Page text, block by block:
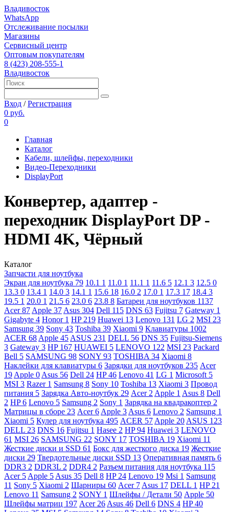
Владивосток
WhatsApp
Отслеживание посылки
Магазины
Сервисный центр
Оптовым покупателям
8 (423) 208-555-1
Владивосток
Вход /Регистрация
0 руб.
0
Главная
Каталог
Кабели, шлейфы, переходники
Видео-Переходники
DisplayPort
Конвертер, адаптер -
переходник DisplayPort DP -
HDMI 4K, Чёрный
Каталог
Запчасти для ноутбука
Экран для ноутбука 79 10.1 1 11.0 1 11.1 1 11.6 5 12.1 3 12.5 0
13.3 0 13.4 1 14.0 3 14.1 1 15.6 18 16.0 2 17.0 1 17.3 17 18.4 3
19.5 1 20.0 1 21.5 6 23.0 6 23.8 8 Батареи для ноутбуков 1137
Acer87 Apple 37 Asus 304 Dell 115 DNS 63 Fujitsu 7 Gateway 1
Gigabyte 4 Honor 1 HP 219 Huawei 13 Lenovo 131 LG 2 MSI 23
Samsung 39 Sony 43 Toshiba 39 Xiaomi 9 Клавиатуры 1002
ACER 68 Apple 45 ASUS 231 DELL 56 DNS 35 Fujitsu-Siemens
3 Gateway 3 HP 167 HUAWEI 5 LENOVO 122 MSI 23 Packard
Bell 5 SAMSUNG 98 SONY 93 TOSHIBA 34 Xiaomi 8
Наклейки для клавиатуры 6 Зарядки для ноутбуков 235 Acer
19 Apple 0 Asus 56 Dell 24 HP46 Lenovo 41 LG 1 Microsoft 5
MSI 3 Razer 1 Samsung 8 Sony 10 Toshiba 13 Xiaomi 3 Провод
питания 5 Зарядка Авто-ноутбук 29 Acer 2 Apple 1 Asus 8 Dell
2 HP6 Lenovo 5 Samsung 2 Sony 1 Зарядка на квадракоптер 2
Матрицы в сборе 23 Acer6 Apple 3 Asus 6 Lenovo 2 Samsung 1
Xiaomi 5 Кулер для ноутбука 495 ACER 57 Apple 20 ASUS 123
DELL 23 DNS 16 Fujitsu 1 Hasee 2 HP94 Huawei 3 LENOVO
61 MSI 26 SAMSUNG 22 SONY 17 TOSHIBA 19 Xiaomi 11
Жесткие диски и SSD 61 Бокс для жесткого диска 19 Жесткие
диски 29 Твердотельные диски SSD 13 Оперативная память 6
DDR3 2 DDR3L 2 DDR4 2 Разъем питания для ноутбука 115
Acer 5 Apple 5 Asus 35 Dell 8 HP 24 Lenovo 19 Msi 1 Samsung
11 Sony 5 Xiaomi 2 Шарниры 60 Acer 7 Asus 17 DELL 1 HP 21
Lenovo 11 Samsung 2 SONY 1 Шлейфы / Детали 50 Apple 50
Шлейфы матриц 197 Acer 26 Asus 46 Dell 6 DNS 4 HP40